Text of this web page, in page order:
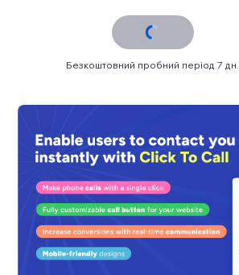
Безкоштовний пробний період 7 дн.